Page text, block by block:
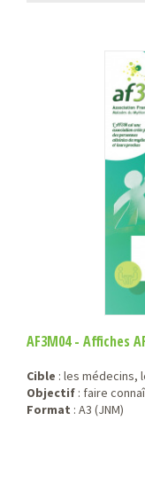
AF3M04 - Affiches
Cible : les médecins,
Objectif : faire
Format : A3 (JNM)